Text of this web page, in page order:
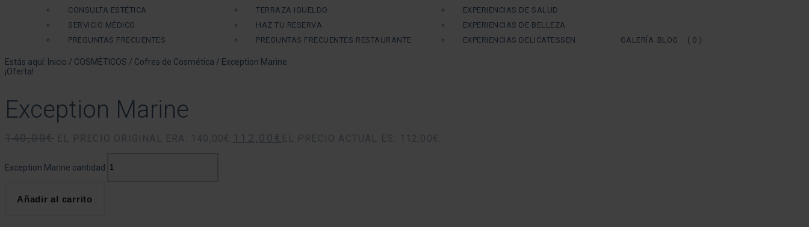
CONSULTA ESTÉTICA
SERVICIO MÉDICO
PREGUNTAS FRECUENTES
TERRAZA IGUELDO
HAZ TU RESERVA
PREGUNTAS FRECUENTES RESTAURANTE
EXPERIENCIAS DE SALUD
EXPERIENCIAS DE BELLEZA
EXPERIENCIAS DELICATESSEN
GALERÍA BLOG ( 0 )
Estás aquí: Inicio / COSMÉTICOS / Cofres de Cosmética / Exception Marine
¡Oferta!
Exception Marine
140,00€ EL PRECIO ORIGINAL ERA: 140,00€. 112,00 € EL PRECIO ACTUAL ES: 112,00€.
Exception Marine cantidad
Añadir al carrito